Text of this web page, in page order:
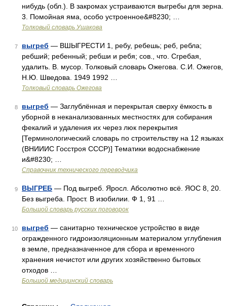
нибудь (обл.). В закромах устраиваются выгребы для зерна.
3. Помойная яма, особо устроенное&#8230; …
Толковый словарь Ушакова
7 выгреб — ВШЫГРЕСТИ 1, ребу, ребешь; реб, ребла;
ребший; ребенный; ребши и ребя; сов., что. Сгребая,
удалить. В. мусор. Толковый словарь Ожегова. С.И. Ожегов,
Н.Ю. Шведова. 1949 1992 …
Толковый словарь Ожегова
8 выгреб — Заглублённая и перекрытая сверху ёмкость в
уборной в неканализованных местностях для собирания
фекалий и удаления их через люк перекрытия
[Терминологический словарь по строительству на 12 языках
(ВНИИИС Госстроя СССР)] Тематики водоснабжение
и&#8230; …
Справочник технического переводчика
9 ВЫГРЕБ — Под выгреб. Яросл. Абсолютно всё. ЯОС 8, 20.
Без выгреба. Прост. В изобилии. Ф 1, 91 …
Большой словарь русских поговорок
10 выгреб — санитарно техническое устройство в виде
огражденного гидроизоляционным материалом углубления
в земле, предназначенное для сбора и временного
хранения нечистот или других хозяйственно бытовых
отходов …
Большой медицинский словарь